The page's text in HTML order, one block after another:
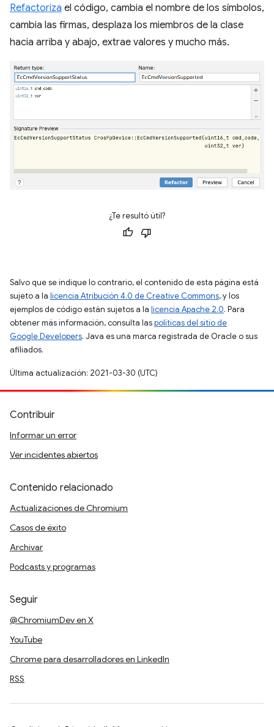
Refactoriza el código, cambia el nombre de los símbolos,
cambia las firmas, desplaza los miembros de la clase
hacia arriba y abajo, extrae valores y mucho más.
¿Te resultó útil?
Salvo que se indique lo contrario, el contenido de esta página está
sujeto a la licencia Atribución 4.0 de Creative Commons, y los
ejemplos de código están sujetos a la licencia Apache 2.0. Para
obtener más información, consulta laspolíticas del sitio de
Google Developers. Java es una marca registrada de Oracle o sus
afiliados.
Última actualización: 2021-03-30 (UTC)
Contribuir
Informar un error
Ver incidentes abiertos
Contenido relacionado
Actualizaciones de Chromium
Casos de éxito
Archivar
Podcasts y programas
Seguir
@ChromiumDev en X
YouTube
Chrome para desarrolladores en LinkedIn
RSS